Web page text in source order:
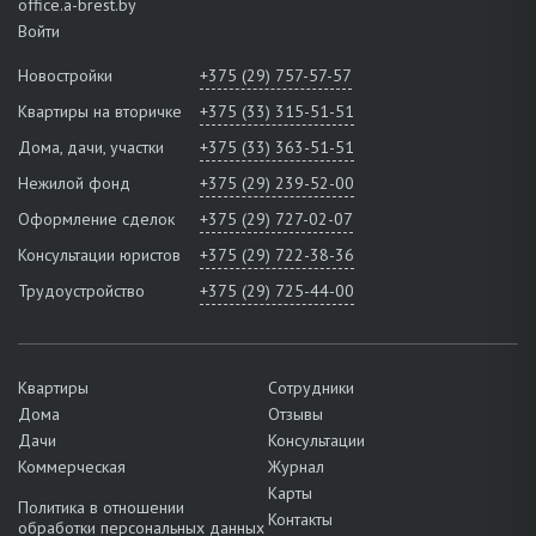
office.a-brest.by
Войти
Новостройки
+375 (29) 757-57-57
Квартиры на вторичке
+375 (33) 315-51-51
Дома, дачи, участки
+375 (33) 363-51-51
Нежилой фонд
+375 (29) 239-52-00
Оформление сделок
+375 (29) 727-02-07
Консультации юристов
+375 (29) 722-38-36
Трудоустройство
+375 (29) 725-44-00
Квартиры
Дома
Дачи
Коммерческая
Политика в отношении
обработки персональных данных
Сотрудники
Отзывы
Консультации
Журнал
Карты
Контакты